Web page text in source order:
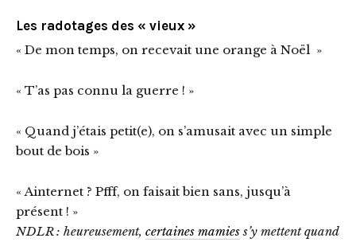
Les radotages des « vieux »
« De mon temps, on recevait une orange à Noël »
« T’as pas connu la guerre ! »
« Quand j’étais petit(e), on s’amusait avec un simple
bout de bois »
« Ainternet ? Pfff, on faisait bien sans, jusqu’à
présent ! »
NDLR : heureusement, certaines mamiess’y mettent quand